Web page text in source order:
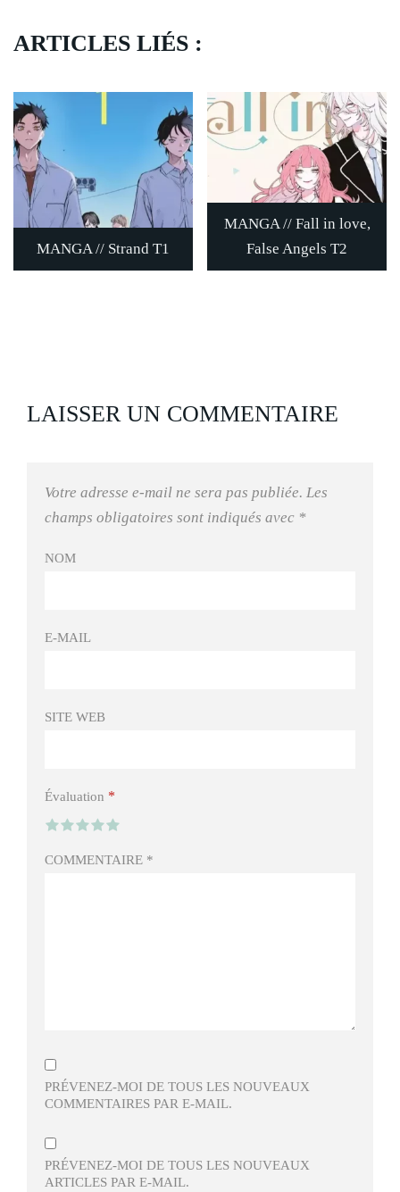
ARTICLES LIÉS :
MANGA // Strand T1
MANGA // Fall in love,
False Angels T2
LAISSER UN COMMENTAIRE
Votre adresse e-mail ne sera pas publiée. Les
champs obligatoires sont indiqués avec *
NOM
E-MAIL
SITE WEB
Évaluation *
COMMENTAIRE *
PRÉVENEZ-MOI DE TOUS LES NOUVEAUX
COMMENTAIRES PAR E-MAIL.
PRÉVENEZ-MOI DE TOUS LES NOUVEAUX
ARTICLES PAR E-MAIL.